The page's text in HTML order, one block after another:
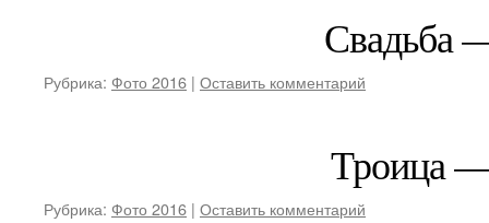
Свадьба
Рубрика: Фото 2016 | Оставить комментарий
Троица
Рубрика: Фото 2016 | Оставить комментарий